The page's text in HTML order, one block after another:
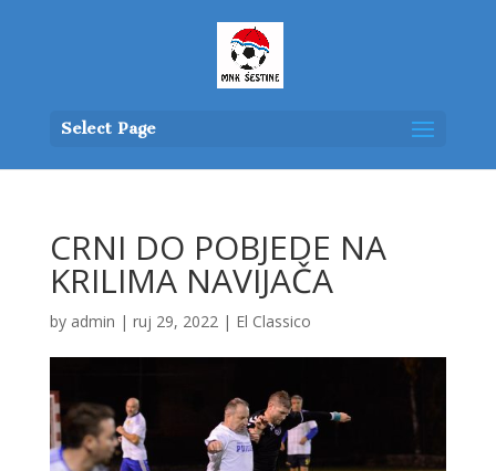
Select Page
CRNI DO POBJEDE NA
KRILIMA NAVIJAČA
by admin | ruj 29, 2022| El Classico